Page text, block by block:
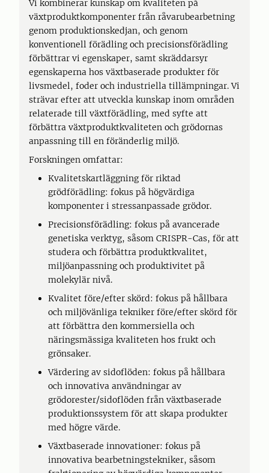
Vi kombinerar kunskap om kvaliteten på
växtproduktkomponenter från råvarubearbetning
genom produktionskedjan, och genom
konventionell förädling och precisionsförädling
förbättrar vi egenskaper, samt skräddarsyr
egenskaperna hos växtbaserade produkter för
livsmedel, foder och industriella tillämpningar. Vi
strävar efter att utveckla kunskap inom områden
relaterade till växtförädling, med syfte att
förbättra växtproduktkvaliteten och grödornas
anpassning till en föränderlig miljö.
Forskningen omfattar:
Kvalitetskartläggning för riktad
grödförädling: fokus på högvärdiga
komponenter i stressanpassade grödor.
Precisionsförädling: fokus på avancerade
genetiska verktyg, såsom CRISPR-Cas, för att
studera och förbättra produktkvalitet,
miljöanpassning och produktivitet på
molekylär nivå.
Kvalitet före/efter skörd: fokus på hållbara
och miljövänliga tekniker före/efter skörd för
att förbättra den kommersiella och
näringsmässiga kvaliteten hos frukt och
grönsaker.
Värdering av sidoflöden: fokus på hållbara
och innovativa användningar av
grödorester/sidoflöden från växtbaserade
produktionssystem för att skapa produkter
med högre värde.
Växtbaserade innovationer: fokus på
innovativa bearbetningstekniker, såsom